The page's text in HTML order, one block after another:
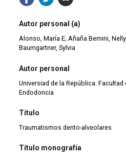
Autor personal (a)
Alonso, María E; Añaña Bernini,
Baumgartner, Sylvia
Autor personal
Universiad de la República.
Endodoncia
Título
Traumatismos dento-alveolares
Título monografía